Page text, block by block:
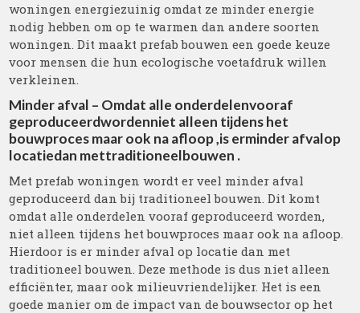
woningen energiezuinig omdat ze minder energie
nodig hebben om op te warmen dan andere soorten
woningen. Dit maakt prefab bouwen een goede keuze
voor mensen die hun ecologische voetafdruk willen
verkleinen.
Minder afval – Omdat alle onderdelenvooraf
geproduceerdwordenniet alleen tijdens het
bouwproces maar ook na afloop ,is erminder afvalop
locatiedan mettraditioneelbouwen .
Met prefab woningen wordt er veel minder afval
geproduceerd dan bij traditioneel bouwen. Dit komt
omdat alle onderdelen vooraf geproduceerd worden,
niet alleen tijdens het bouwproces maar ook na afloop.
Hierdoor is er minder afval op locatie dan met
traditioneel bouwen. Deze methode is dus niet alleen
efficiënter, maar ook milieuvriendelijker. Het is een
goede manier om de impact van de bouwsector op het